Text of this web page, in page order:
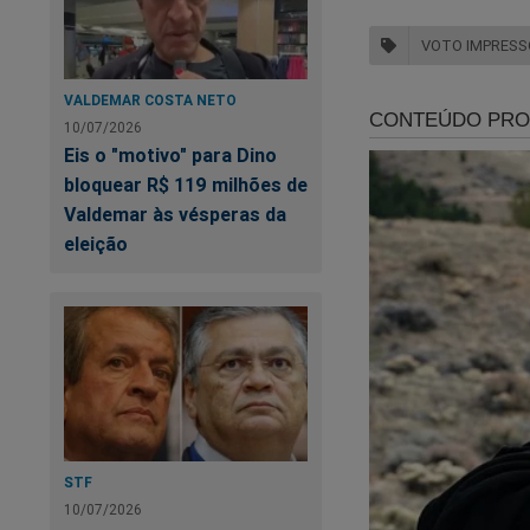
VALDEMAR COSTA NETO
10/07/2026
Eis o "motivo" para Dino
bloquear R$ 119 milhões de
Valdemar às vésperas da
eleição
STF
10/07/2026
A deputada
proposto na PEC:
“Não
Ninguém
Nas respostas dos
VOTO